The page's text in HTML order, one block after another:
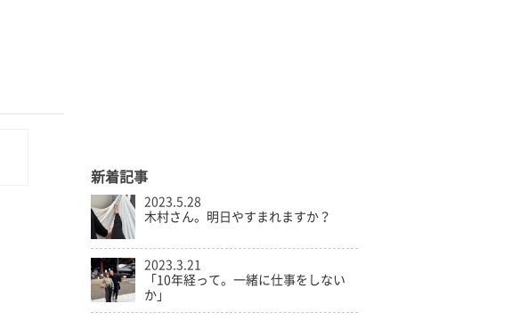
新着記事
2023.5.28
木村さん。明日やすまれますか？
2023.3.21
「10年経って。一緒に仕事をしない
か」